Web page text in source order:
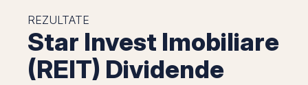
REZULTATE
Star Invest Imobiliare
(REIT) Dividende